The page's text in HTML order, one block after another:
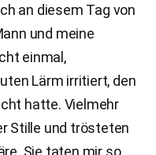
an diesem Tag von
und meine
einmal,
Lärm irritiert, den
hatte. Vielmehr
Stille und trösteten
Sie taten mir so